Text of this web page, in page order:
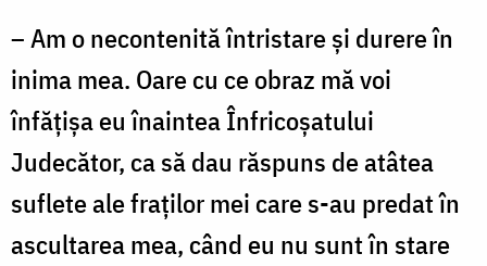
– Am o necontenită întristare şi durere în
inima mea. Oare cu ce obraz mă voi
înfăţişa eu înaintea Înfricoşatului
Judecător, ca să dau răspuns de atâtea
suflete ale fraţilor mei care s-au predat în
ascultarea mea, când eu nu sunt în stare